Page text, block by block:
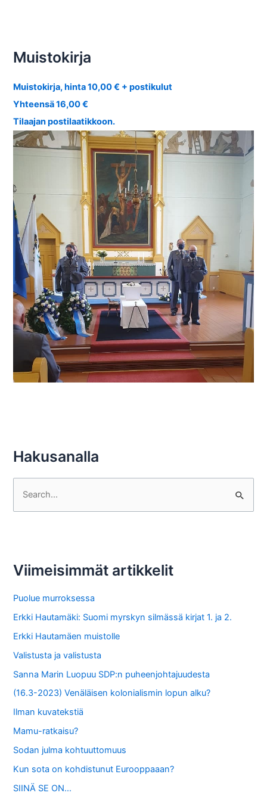
Muistokirja
Muistokirja, hinta 10,00 € + postikulut
Yhteensä 16,00 €
Tilaajan postilaatikkoon.
Hakusanalla
h
r
:
Viimeisimmät artikkelit
Puolue murroksessa
Erkki Hautamäki: Suomi myrskyn silmässä kirjat 1. ja 2.
Erkki Hautamäen muistolle
Valistusta ja valistusta
Sanna Marin Luopuu SDP:n puheenjohtajuudesta
(16.3-2023) Venäläisen kolonialismin lopun alku?
Ilman kuvatekstiä
Mamu-ratkaisu?
Sodan julma kohtuuttomuus
Kun sota on kohdistunut Eurooppaaan?
SIINÄ SE ON…